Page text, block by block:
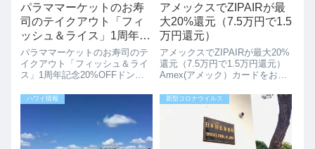
パラママーケットのお寿
司のテイクアウト「フィ
ッシュ＆ライス」1周年記
念20%OFF
パラママーケットのお寿司のテ
イクアウト「フィッシュ＆ライ
ス」1周年記念20%OFFドンキ
ママーケット」のお寿司のテイ
RICE」がオープン１周年記念
で、２０％OFFのキャンペーン
実施してい...
アメックスでZIPAIRが最
大20%還元（7.5万円で1.5
万円還元）
アメックスでZIPAIRが最大20%
還元（7.5万円で1.5万円還元）
Amex(アメック）カードをお持
ペーンが実施されています。
7/31までにZIPAIRのサイトでア
メックスで購入すると75,000 円
ハワイ情報 新型コロナウイルス